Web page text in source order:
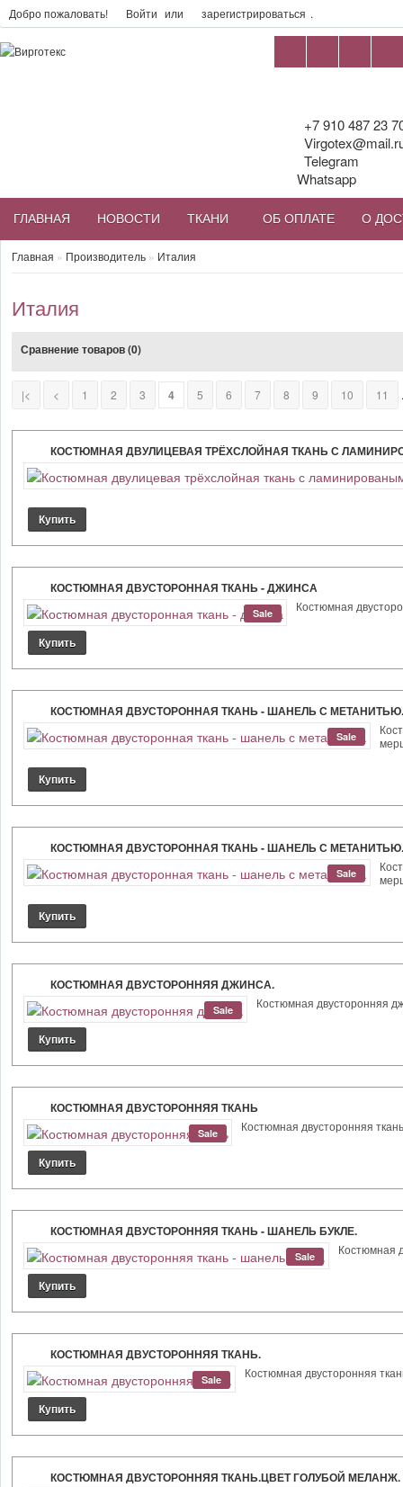
Добро пожаловать! Войти или зарегистрироваться .
+7 910 487 23
Telegram
Whatsapp
ГЛАВНАЯ НОВОСТИ ТКАНИ ОБ ОПЛАТЕ О
Главная » Производитель » Италия
Италия
Сравнение товаров (0)
|< < 1 2 3 4 5 6 7 8 9 10 11
КОСТЮМНАЯ ДВУЛИЦЕВАЯ ТРЁХСЛОЙНАЯ ТКАНЬ С
КОСТЮМНАЯ ДВУСТОРОННАЯ ТКАНЬ - ДЖИНСА
Sale Костюмная
КОСТЮМНАЯ ДВУСТОРОННАЯ ТКАНЬ - ШАНЕЛЬ С МЕТАНИТЬЮ.
Sale
КОСТЮМНАЯ ДВУСТОРОННАЯ ТКАНЬ - ШАНЕЛЬ С МЕТАНИТЬЮ.
Sale
КОСТЮМНАЯ ДВУСТОРОННЯЯ ДЖИНСА.
Sale Костюмная двусторонняя
КОСТЮМНАЯ ДВУСТОРОННЯЯ ТКАНЬ
Sale Костюмная двусторонняя
КОСТЮМНАЯ ДВУСТОРОННЯЯ ТКАНЬ - ШАНЕЛЬ БУКЛЕ.
Sale Костюмная
КОСТЮМНАЯ ДВУСТОРОННЯЯ ТКАНЬ.
Sale Костюмная двусторонняя
КОСТЮМНАЯ ДВУСТОРОННЯЯ ТКАНЬ.ЦВЕТ ГОЛУБОЙ МЕЛАНЖ.